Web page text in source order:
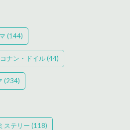
(144)
コナン・ドイル(44)
(234)
ステリー (118)